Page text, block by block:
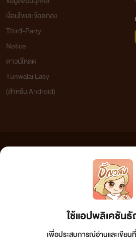
ใช้แอปพลิเคชัน
เพื่อประสบการณ์อ่านและเขีย
เงื่อนไขและข้อตกลง
Third-Party
Notice
ดาวน์โหลด
Tunwalai Easy
(สำหรับ Android)
เว็บไซต์แห่งนี้ไม่ได้เห็นด้วยและไม่ขอรับผิดชอบต่อข้อความใดๆ
วิจารณญาณในการกลั่นกรองด้วยตนเอง และหากท่านพบข้อคว
กรุณาแจ้งมาที่ tunwalai@ookbee.com เพื่อทีมงานจะได้ดำเนิ
ลิขสิทธิ์ตามพระราชบัญญัติลิขสิทธิ์ (ฉบับเพิ่มเติม) พ.ศ.2558